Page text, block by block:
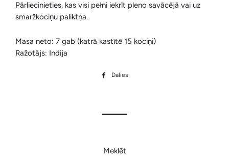
Pārliecinieties, kas visi pełni iekrīt pleno savācējā vai uz
smaržkociņu paliktņa.
Masa neto: 7 gab (katrā kastītē 15 kociņi)
Ražotājs: Indija
Dalies
Meklēt